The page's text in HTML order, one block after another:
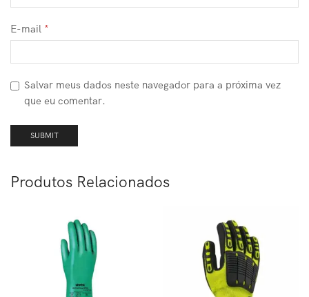
E-mail *
Salvar meus dados neste navegador para a próxima vez
que eu comentar.
Produtos Relacionados